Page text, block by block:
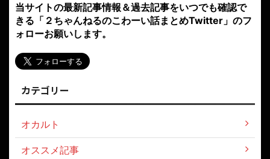
当サイトの最新記事情報＆過去記事をいつでも確認で
きる「２ちゃんねるのこわーい話まとめTwitter」のフ
ォローお願いします。
カテゴリー
オカルト
オススメ記事